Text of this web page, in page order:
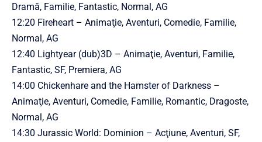
Dramă, Familie, Fantastic, Normal, AG
12:20 Fireheart – Animaţie, Aventuri, Comedie, Familie,
Normal, AG
12:40 Lightyear (dub)3D – Animaţie, Aventuri, Familie,
Fantastic, SF, Premiera, AG
14:00 Chickenhare and the Hamster of Darkness –
Animaţie, Aventuri, Comedie, Familie, Romantic, Dragoste,
Normal, AG
14:30 Jurassic World: Dominion – Acţiune, Aventuri, SF,